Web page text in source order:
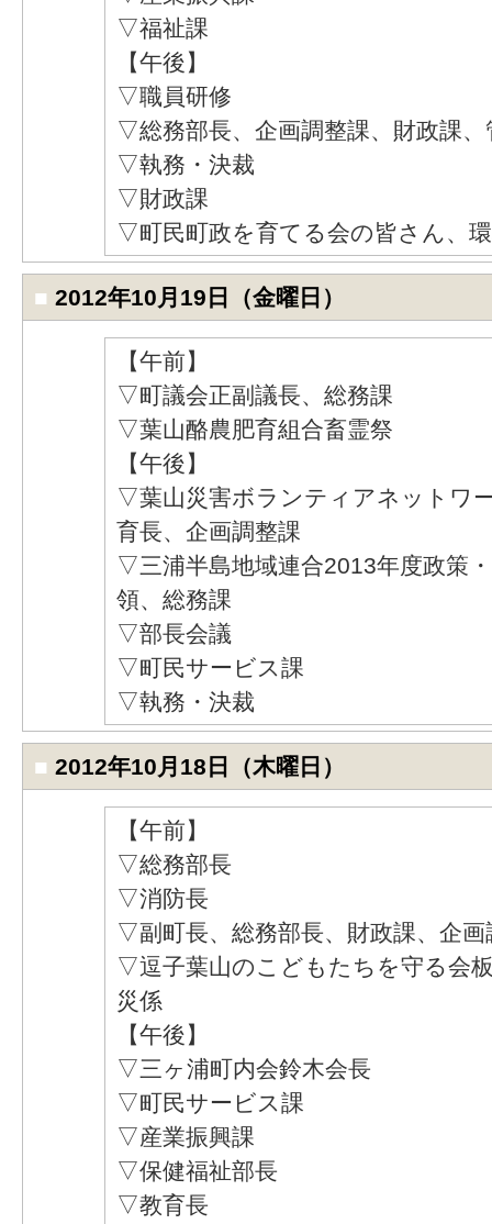
▽福祉課
【午後】
▽職員研修
▽総務部長、企画調整課、財政課、
▽執務・決裁
▽財政課
▽町民町政を育てる会の皆さん、
■ 2012年10月19日（金曜日）
【午前】
▽町議会正副議長、総務課
▽葉山酪農肥育組合畜霊祭
【午後】
▽葉山災害ボランティアネットワ
育長、企画調整課
▽三浦半島地域連合2013年度政策
領、総務課
▽部長会議
▽町民サービス課
▽執務・決裁
■ 2012年10月18日（木曜日）
【午前】
▽総務部長
▽消防長
▽副町長、総務部長、財政課、企画
▽逗子葉山のこどもたちを守る会
災係
【午後】
▽三ヶ浦町内会鈴木会長
▽町民サービス課
▽産業振興課
▽保健福祉部長
▽教育長